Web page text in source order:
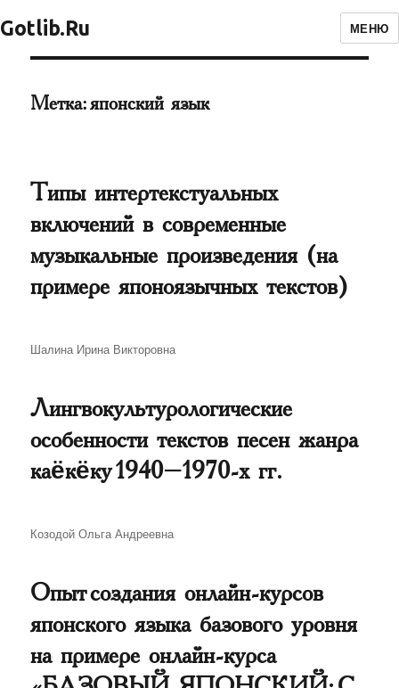
Gotlib.Ru МЕНЮ
Метка:японский язык
Типы интертекстуальных
включений в современные
музыкальные произведения (на
примере японоязычных текстов)
Автор
Шалина Ирина Викторовна
Лингвокультурологические
особенности текстов песен жанра
каёкёку 1940–1970-х гг.
Автор
Козодой Ольга Андреевна
Опыт создания онлайн-курсов
японского языка базового уровня
на примере онлайн-курса